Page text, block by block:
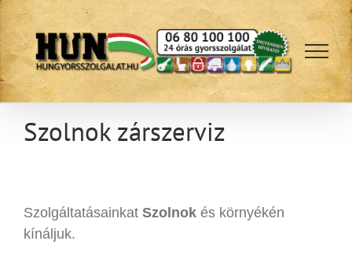
Kihagyás
Szolnok zárszerviz
Szolgáltatásainkat Szolnok és környékén
kínáljuk.